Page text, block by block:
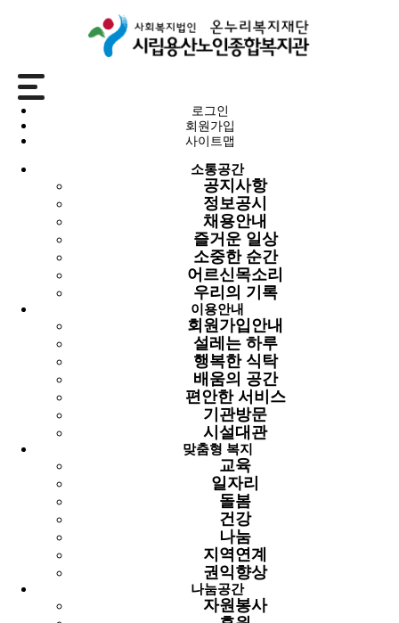
로그인
회원가입
사이트맵
소통공간
공지사항
정보공시
채용안내
즐거운 일상
소중한 순간
어르신목소리
우리의 기록
이용안내
회원가입안내
설레는 하루
행복한 식탁
배움의 공간
편안한 서비스
기관방문
시설대관
맞춤형 복지
교육
일자리
돌봄
건강
나눔
지역연계
권익향상
나눔공간
자원봉사
소중한 순간
개관 23주년 기념 행사 '스물, 세 번째 봄'
페이지 정보
작성자 2025-03-27 09:14조회
최고관리자
관련링크
이전글
다음글